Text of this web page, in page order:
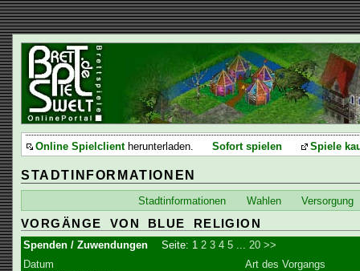
Online Spielclientherunterladen. Sofort spielen Spiele
STADTINFORMATIONEN
Stadtinformationen Wahlen Versorgung
VORGÄNGE VON BLUE RELIGION
Spenden / Zuwendungen Seite: 1 2 3 4 5 20 >>
Datum
Art des Vorgangs